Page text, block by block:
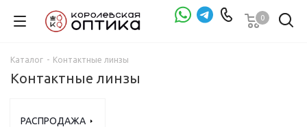
0
Каталог - Контактные линзы
Контактные линзы
РАСПРОДАЖА